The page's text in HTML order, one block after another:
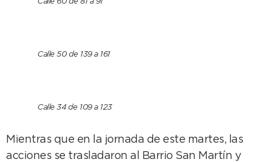
Calle 60 de 81 a 91
Calle 50 de 139 a 161
Calle 34 de 109 a 123
Mientras que en la jornada de este martes, las
acciones se trasladaron al Barrio San Martín y